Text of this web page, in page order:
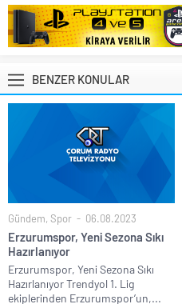
BENZER KONULAR
Gündem, Spor 06.08.2023
Erzurumspor, Yeni Sezona Sıkı
Hazırlanıyor
Erzurumspor, Yeni Sezona Sıkı
Hazırlanıyor Trendyol 1. Lig
ekiplerinden Erzurumspor’un,...